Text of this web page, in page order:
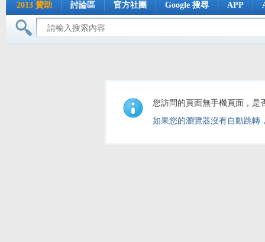
2013 贊助 討論區 官方社團 Google 搜尋 APP
您訪問的頁面無手機頁面，是
如果您的瀏覽器沒有自動跳轉